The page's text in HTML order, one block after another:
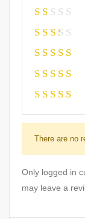
There are no
Only logged in
may leave a